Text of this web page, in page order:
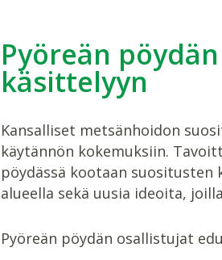
Pyöreän
käsittelyyn
Kansalliset metsänhoidon
käytännön kokemuksiin.
pöydässä kootaan
alueella sekä uusia ideoita,
Pyöreän pöydän osallistujat